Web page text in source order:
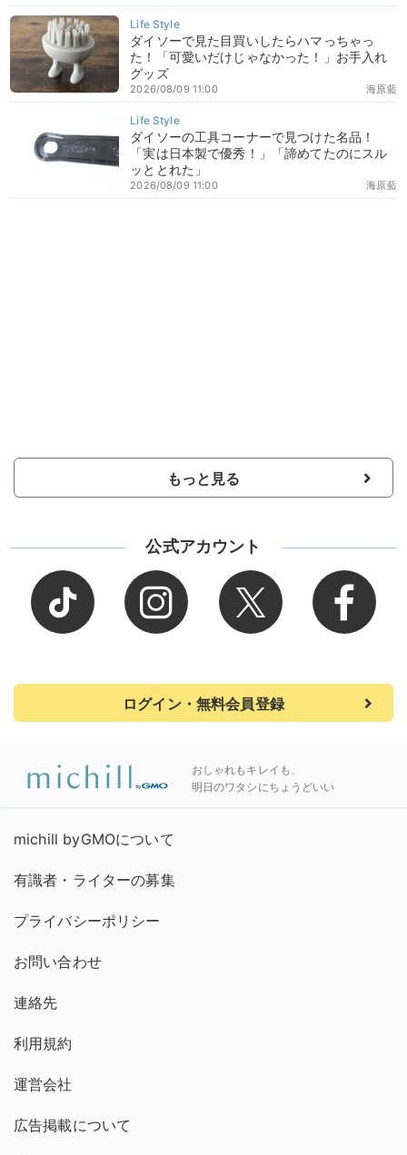
ダイソーで見た目買いしたらハマっちゃっ
た！「可愛いだけじゃなかった！」お手入れ
グッズ
海原藍
2026/08/09 11:00
ダイソーの工具コーナーで見つけた名品！
「実は日本製で優秀！」「諦めてたのにスル
ッととれた」
海原藍
2026/08/09 11:00
もっと見る
公式アカウント
ログイン・無料会員登録
おしゃれもキレイも、
明日のワタシにちょうどいい
michill byGMOについて
有識者・ライターの募集
プライバシーポリシー
お問い合わせ
連絡先
利用規約
運営会社
広告掲載について